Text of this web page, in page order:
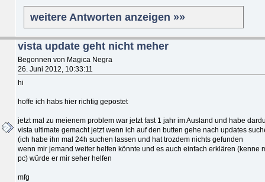
weitere Antworten anzeigen »»
vista update geht nicht meher
Begonnen von Magica Negra
26. Juni 2012, 10:33:11
hi
hoffe ich habs hier richtig gepostet
jetzt mal zu meienem problem war jetzt fast 1 jahr im Ausland und habe
vista ultimate gemacht jetzt wenn ich auf den butten gehe nach updates
(ich habe ihn mal 24h suchen lassen und hat trozdem nichts gefunden
wenn mir jemand weiter helfen könnte und es auch einfach erklären (kenne
pc) würde er mir seher helfen
mfg